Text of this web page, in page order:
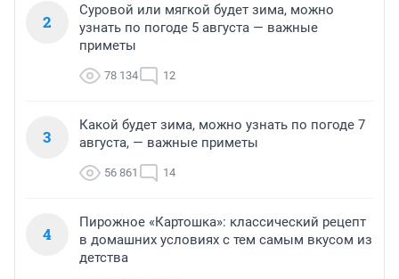
2
Суровой или мягкой будет зима, можно
узнать по погоде 5 августа — важные
приметы
78 134 12
3
Какой будет зима, можно узнать по погоде 7
августа, — важные приметы
56 861 14
4
Пирожное «Картошка»: классический рецепт
в домашних условиях с тем самым вкусом из
детства